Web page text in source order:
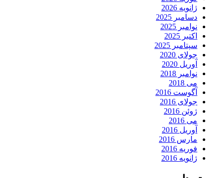
ژانویه 2026
دسامبر 2025
نوامبر 2025
اکتبر 2025
سپتامبر 2025
جولای 2020
آوریل 2020
نوامبر 2018
می 2018
آگوست 2016
جولای 2016
ژوئن 2016
می 2016
آوریل 2016
مارس 2016
فوریه 2016
ژانویه 2016